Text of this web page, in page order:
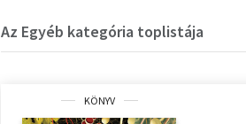
Az Egyéb kategória toplistája
KÖNYV